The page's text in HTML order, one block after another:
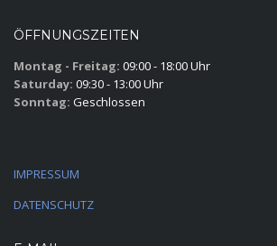
ÖFFNUNGSZEITEN
Montag - Freitag: 09:00 - 18:00 Uhr
Saturday: 09:30 - 13:00 Uhr
Sonntag: Geschlossen
IMPRESSUM
DATENSCHUTZ